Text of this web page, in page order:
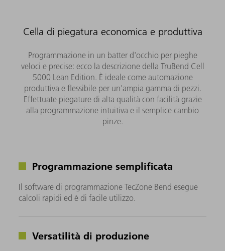
Cella di piegatura economica e produttiva
Programmazione in un batter d'occhio per pieghe
veloci e precise: ecco la descrizione della TruBend Cell
5000 Lean Edition. È ideale come automazione
produttiva e flessibile per un'ampia gamma di pezzi.
Effettuate piegature di alta qualità con facilità grazie
alla programmazione intuitiva e il semplice cambio
pinze.
Programmazione semplificata
Il software di programmazione TecZone Bend esegue
calcoli rapidi ed è di facile utilizzo.
Versatilità di produzione